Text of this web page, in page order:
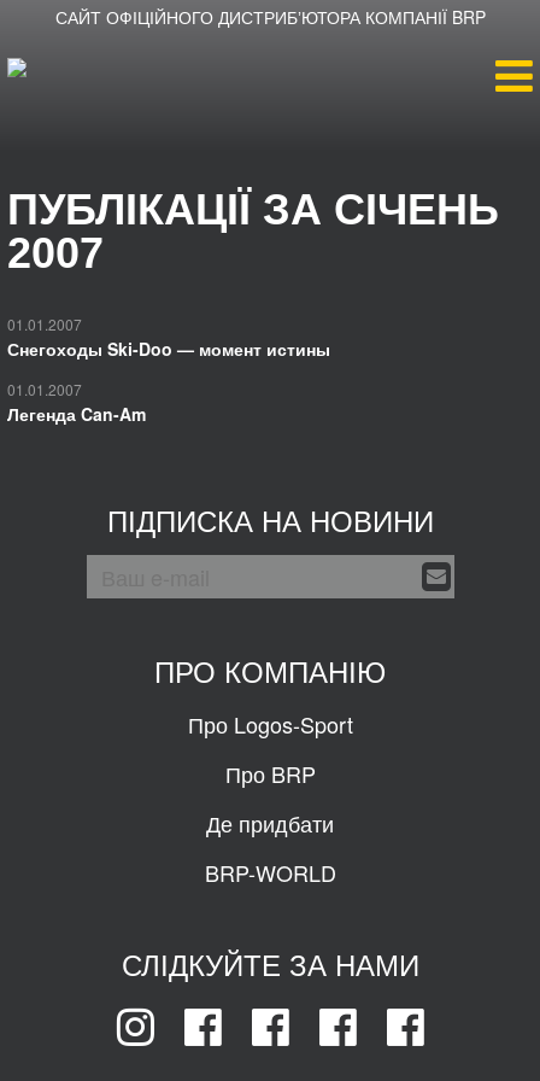
САЙТ ОФІЦІЙНОГО ДИСТРИБʼЮТОРА КОМПАНІЇ BRP
Продукція
Про компанію
Дилери
ПУБЛІКАЦІЇ ЗА СІЧЕНЬ
2007
01.01.2007
Снегоходы Ski-Doo — момент истины
01.01.2007
Легенда Can-Am
ПІДПИСКА НА НОВИНИ
ПРО КОМПАНІЮ
Про Logos-Sport
Про BRP
Де придбати
BRP-WORLD
СЛІДКУЙТЕ ЗА НАМИ